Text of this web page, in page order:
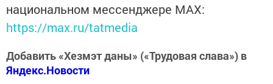
национальном мессенджере MАХ:
https://max.ru/tatmedia
Добавить «Хезмэт даны» («Трудовая слава») в
Яндекс.Новости